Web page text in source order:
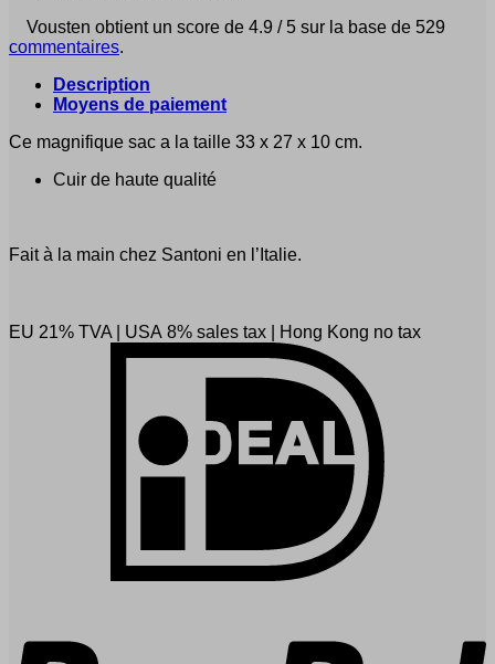
Vousten obtient un score de 4.9 / 5 sur la base de 529
commentaires.
Description
Moyens de paiement
Ce magnifique sac a la taille 33 x 27 x 10 cm.
Cuir de haute qualité
Fait à la main chez Santoni en l’Italie.
EU 21% TVA USA 8% sales tax Hong Kong no tax